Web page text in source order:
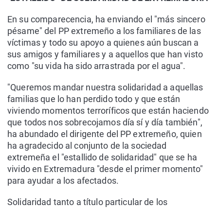
En su comparecencia, ha enviando el "más sincero
pésame" del PP extremeño a los familiares de las
víctimas y todo su apoyo a quienes aún buscan a
sus amigos y familiares y a aquellos que han visto
como "su vida ha sido arrastrada por el agua".
"Queremos mandar nuestra solidaridad a aquellas
familias que lo han perdido todo y que están
viviendo momentos terroríficos que están haciendo
que todos nos sobrecojamos día sí y día también",
ha abundado el dirigente del PP extremeño, quien
ha agradecido al conjunto de la sociedad
extremeña el "estallido de solidaridad" que se ha
vivido en Extremadura "desde el primer momento"
para ayudar a los afectados.
Solidaridad tanto a título particular de los